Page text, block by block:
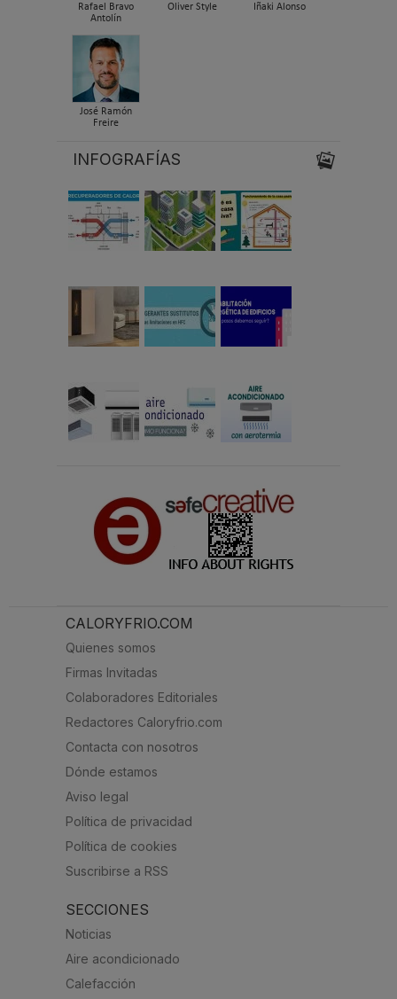
Rafael Bravo
Antolín
Oliver Style Iñaki Alonso
José Ramón
Freire
INFOGRAFÍAS
CALORYFRIO.COM
Quienes somos
Firmas Invitadas
Colaboradores Editoriales
Redactores Caloryfrio.com
Contacta con nosotros
Dónde estamos
Aviso legal
Política de privacidad
Política de cookies
Suscribirse a RSS
SECCIONES
Noticias
Aire acondicionado
Calefacción